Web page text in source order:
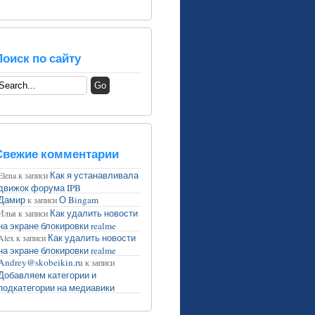
по сайту
комментарии
к записи Как я устанавливала
форума IPB
к записиО Bingam
к записи Как удалить новости
экране блокировки realme
к записи Как удалить новости
экране блокировки realme
к записи
категории и
на медиавики